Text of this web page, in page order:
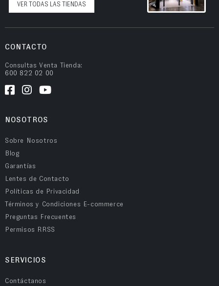
VER TODAS LAS TIENDAS
CONTACTO
Consultas Venta Tienda:
600 822 02 00
NOSOTROS
Sobre Nosotros
Blog
Garantías
Lentes de Contacto
Políticas de Privacidad
Términos y Condiciones E-commerce
Preguntas Frecuentes
Permisos RRSS
SERVICIOS
Contáctanos